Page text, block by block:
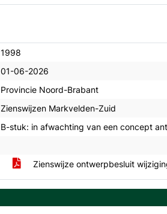
1998
01-06-2026
Provincie Noord-Brabant
Zienswijzen Markvelden-Zuid
B-stuk: in afwachting van een concept
Zienswijze ontwerpbesluit